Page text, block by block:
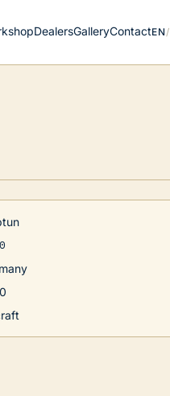
DealersGalleryContactEN/